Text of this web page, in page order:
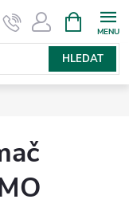
HLEDAT
NÁKUPNÍ
KOŠÍK